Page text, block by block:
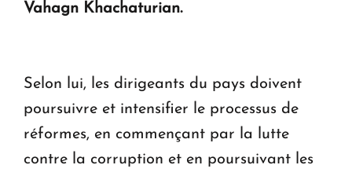
Vahagn Khachaturian.
Selon lui, les dirigeants du pays doivent
poursuivre et intensifier le processus de
réformes, en commençant par la lutte
contre la corruption et en poursuivant les